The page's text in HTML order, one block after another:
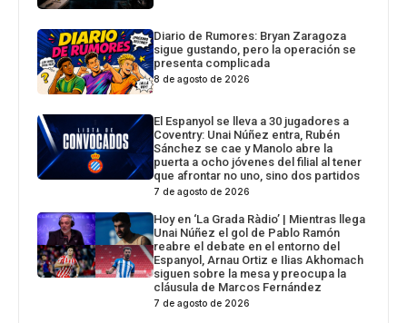
Diario de Rumores: Bryan Zaragoza
sigue gustando, pero la operación se
presenta complicada
8 de agosto de 2026
El Espanyol se lleva a 30 jugadores a
Coventry: Unai Núñez entra, Rubén
Sánchez se cae y Manolo abre la
puerta a ocho jóvenes del filial al tener
que afrontar no uno, sino dos partidos
7 de agosto de 2026
Hoy en ‘La Grada Ràdio’ | Mientras llega
Unai Núñez el gol de Pablo Ramón
reabre el debate en el entorno del
Espanyol, Arnau Ortiz e Ilias Akhomach
siguen sobre la mesa y preocupa la
cláusula de Marcos Fernández
7 de agosto de 2026